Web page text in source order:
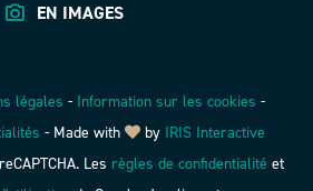
EN IMAGES
légales - Information sur les cookies -
-Made with by IRIS Interactive
Les règles de confidentialité et